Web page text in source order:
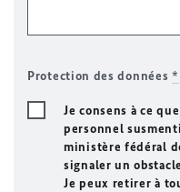
Protection des données*
Je consens à ce
personnel
ministère fédéral
signaler un
Je peux retirer à